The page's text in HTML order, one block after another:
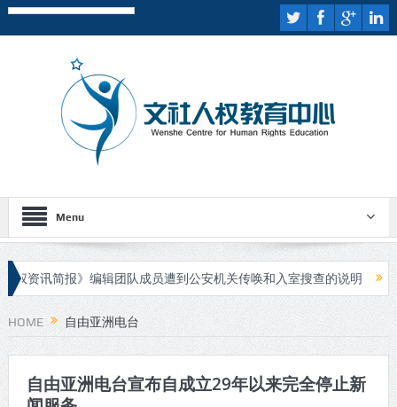
Menu
资讯简报》编辑团队成员遭到公安机关传唤和入室搜查的说明 伊
进行庭审
HOME 自由亚洲电台
自由亚洲电台宣布自成立29年以来完全停止新